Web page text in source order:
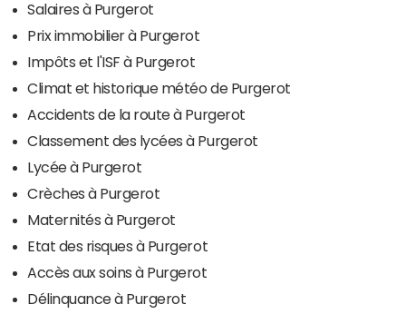
Salaires à Purgerot
Prix immobilier à Purgerot
Impôts et l'ISF à Purgerot
Climat et historique météo de Purgerot
Accidents de la route à Purgerot
Classement des lycées à Purgerot
Lycée à Purgerot
Crèches à Purgerot
Maternités à Purgerot
Etat des risques à Purgerot
Accès aux soins à Purgerot
Délinquance à Purgerot